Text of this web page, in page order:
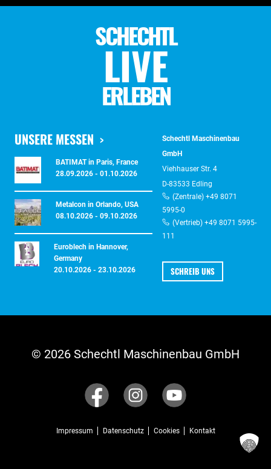
SCHECHTL
LIVE
ERLEBEN
UNSERE MESSEN
BATIMAT in Paris, France
28.09.2026 - 01.10.2026
Metalcon in Orlando, USA
08.10.2026 - 09.10.2026
Euroblech in Hannover,
Germany
20.10.2026 - 23.10.2026
Schechtl Maschinenbau
GmbH
Viehhauser Str. 4
D-83533 Edling
(Zentrale) +49 8071
5995-0
(Vertrieb) +49 8071 5995-
111
SCHREIB UNS
© 2026 Schechtl Maschinenbau GmbH
Impressum Datenschutz Cookies Kontakt